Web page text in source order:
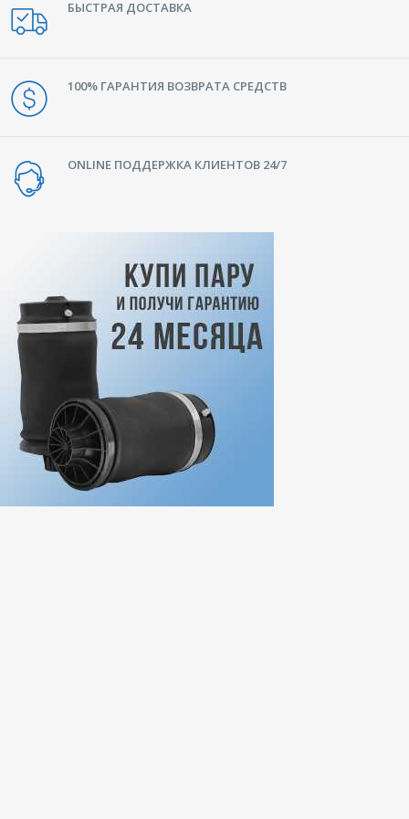
БЫСТРАЯ ДОСТАВКА
100% ГАРАНТИЯ ВОЗВРАТА СРЕДСТВ
ONLINE ПОДДЕРЖКА КЛИЕНТОВ 24/7